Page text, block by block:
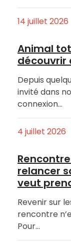
14 juillet 2026
Animal
découvrir
Depuis
invité dans
connexion…
4 juillet 2026
relancer
veut
Revenir sur
rencontre
Pour…